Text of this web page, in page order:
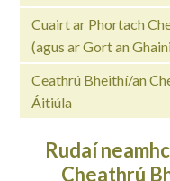
Cuairt ar Phortach
(agus ar Gort an
Ceathrú Bheithí/an
Áitiúla
Rudaí
Cheathrú